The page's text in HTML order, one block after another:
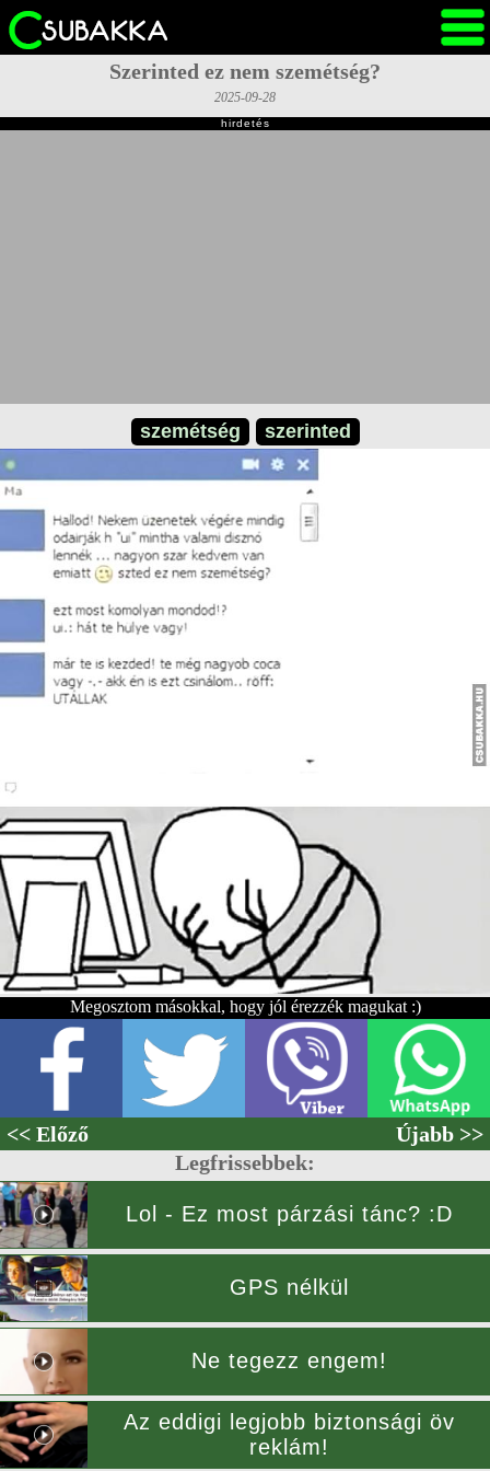
Szerinted ez nem szemétség?
2025-09-28
hirdetés
szemétség szerinted
Megosztom másokkal, hogy jól érezzék magukat :)
<< Előző
Újabb >>
Legfrissebbek:
Lol - Ez most párzási tánc? :D
GPS nélkül
Ne tegezz engem!
Az eddigi legjobb biztonsági öv
reklám!